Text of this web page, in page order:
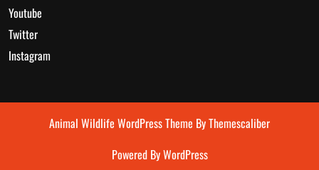
Youtube
Twitter
Instagram
Animal Wildlife WordPress Theme By Themescaliber
Powered By WordPress